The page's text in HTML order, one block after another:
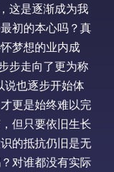
这是逐渐成为我
初的本心吗？真
梦想的业内成
步走向了更为称
也逐步开始体
更是始终难以完
但只要依旧生长
的抵抗仍旧是无
对谁都没有实际